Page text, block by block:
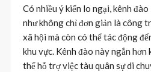
Có nhiều ý kiến lo ngại, kênh
như không chỉ đơn giản là công
xã hội mà còn có thể tác động
khu vực. Kênh đào này ngắn hơn
thể hỗ trợ việc tàu quân sự di